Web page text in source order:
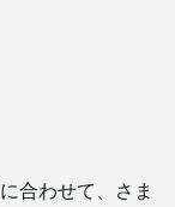
合わせて、さま